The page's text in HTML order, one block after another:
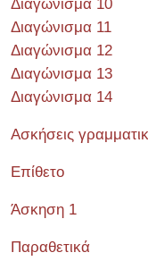
Διαγώνισμα 10
Διαγώνισμα 11
Διαγώνισμα 12
Διαγώνισμα 13
Διαγώνισμα 14
Ασκήσεις
Επίθετο
Άσκηση 1
Παραθετικά